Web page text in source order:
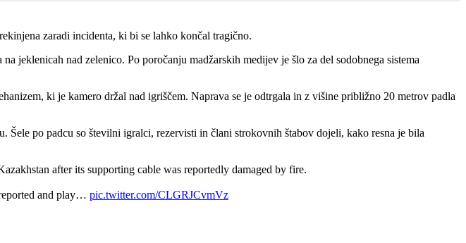
zaradi incidenta, ki bi se lahko končal tragično.
jeklenicah nad zelenico. Po poročanju madžarskih medijev je šlo za del sodobnega sistema
ki je kamero držal nad igriščem. Naprava se je odtrgala in z višine približno 20 metrov padla
po padcu so številni igralci, rezervisti in člani strokovnih štabov dojeli, kako resna je bila
after its supporting cable was reportedly damaged by fire.
and play… pic.twitter.com/CLGRJCvmVz